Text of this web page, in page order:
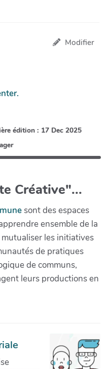
Modifier
édition : 17 Dec 2025
Créative"...
sont des espaces
ensemble de la
les initiatives
de pratiques
de communs,
leurs productions en